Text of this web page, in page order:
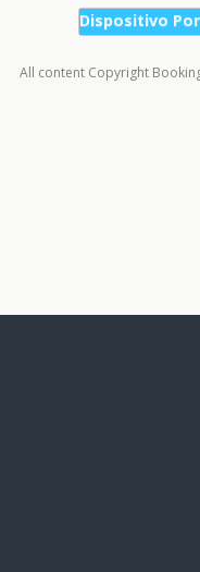
Dispositivo
All content Copyright